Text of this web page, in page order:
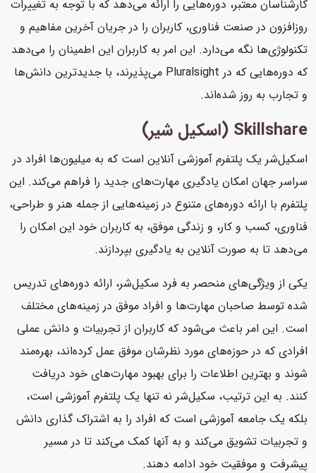
کارشناسان معتبر، دوره‌هایی را ارائه می‌دهد که با توجه به تغییرات
روزافزون در صنعت فناوری، کاربران را در جریان آخرین مفاهیم و
تکنولوژی‌ها نگه می‌دارد. این امر به کاربران این اطمینان را می‌دهد
که دوره‌هایی که در Pluralsight می‌پذیرند، با جدیدترین دانش‌ها
و تجارب به روز شده‌اند.
Skillshare (اسکیل شیر)
اسکیل‌شر یک پلتفرم آموزشی آنلاین است که به میلیون‌ها افراد در
سراسر جهان امکان یادگیری مهارت‌های جدید را فراهم می‌کند. این
پلتفرم با ارائه دوره‌های متنوع در زمینه‌هایی از جمله هنر و طراحی،
فناوری، کسب و کار، و زندگی موفق، به کاربران خود این امکان را
می‌دهد تا به صورت آنلاین به یادگیری بپردازند.
یکی از ویژگی‌های منحصر به فرد سکیل‌شر، ارائه دوره‌های تدریس
شده توسط صاحبان مهارت‌ها و افراد موفق در زمینه‌های مختلف
است. این امر باعث می‌شود که کاربران از تجربیات و دانش عملی
افرادی که در حوزه‌های مورد نظرشان موفق عمل کرده‌اند، بهره‌مند
شوند و بهترین اطلاعات را برای بهبود مهارت‌های خود دریافت
کنند. به این ترتیب، سکیل‌شر نه تنها یک پلتفرم آموزشی است،
بلکه یک جامعه آموزشی است که افراد را به اشتراک گذاری دانش
و تجربیات تشویق می‌کند و به آنها کمک می‌کند تا در مسیر
پیشرفت و موفقیت خود ادامه دهند.